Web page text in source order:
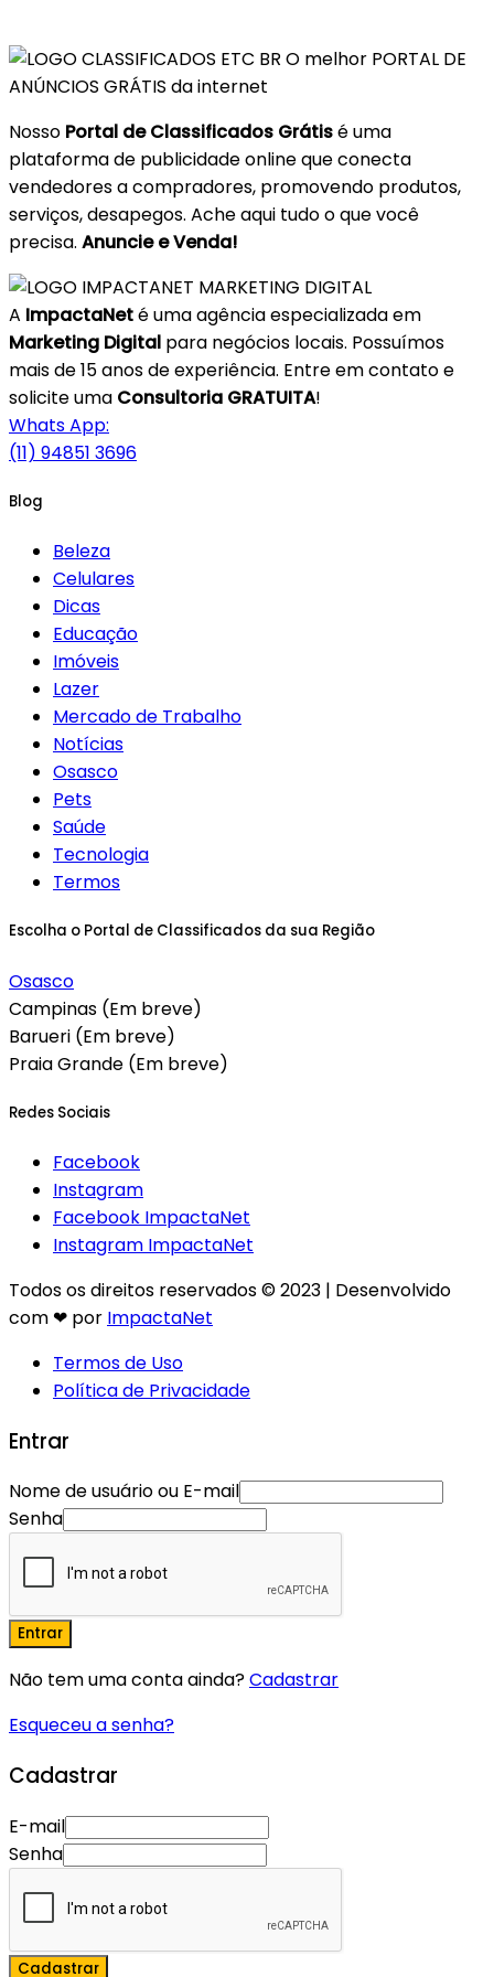
O melhor PORTAL DE
ANÚNCIOS GRÁTIS da internet
Nosso Portal de Classificados Grátisé uma
plataforma de publicidade online que conecta
vendedores a compradores, promovendo produtos,
serviços, desapegos. Ache aqui tudo o que você
precisa. Anuncie e Venda!
A ImpactaNeté uma agência especializada em
Marketing Digital para negócios locais. Possuímos
mais de 15 anos de experiência. Entre em contato e
solicite uma Consultoria GRATUITA!
Whats App:
(11) 94851 3696
Blog
Beleza
Celulares
Dicas
Educação
Imóveis
Lazer
Mercado de Trabalho
Notícias
Osasco
Pets
Saúde
Tecnologia
Termos
Escolha o Portal de Classificados da sua Região
Osasco
Campinas (Em breve)
Barueri (Em breve)
Praia Grande (Em breve)
Redes Sociais
Facebook
Instagram
Facebook ImpactaNet
Instagram ImpactaNet
Todos os direitos reservados © 2023 | Desenvolvido
com ❤ por ImpactaNet
Termos de Uso
Política de Privacidade
Entrar
Nome de usuário ou E-mail
Senha
Entrar
Não tem uma conta ainda?Cadastrar
Esqueceu a senha?
Cadastrar
E-mail
Senha
Cadastrar